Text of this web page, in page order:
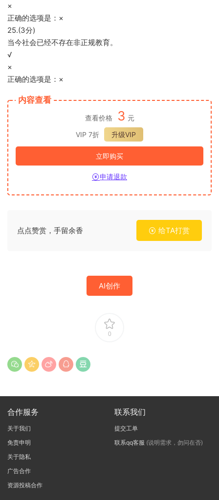
×
正确的选项是：×
25.(3分)
当今社会已经不存在非正规教育。
√
×
正确的选项是：×
内容查看
查看价格 3 元
VIP 7折
升级VIP
立即购买
申请退款
点点赞赏，手留余香 给TA打赏
AI创作
0
合作服务
关于我们
免责申明
关于隐私
广告合作
资源投稿合作
联系我们
提交工单
联系qq客服 (说明需求，勿问在否)